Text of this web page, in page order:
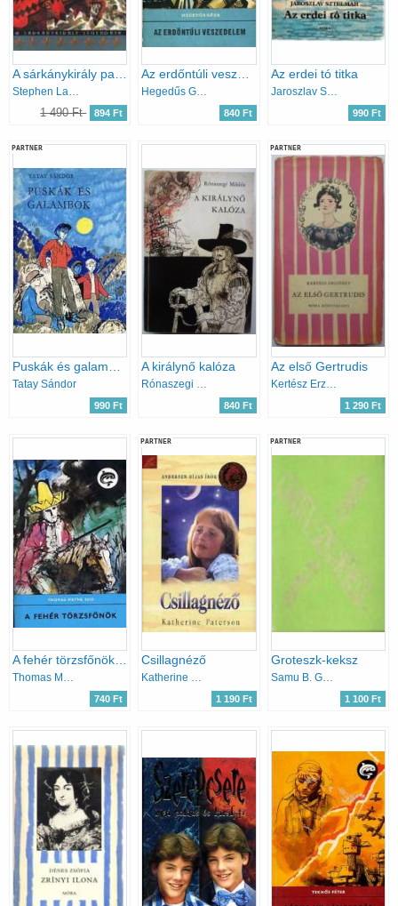
1 490 Ft 894 Ft 840 Ft
Az erdei tó titka
Jaroszlav Sztelmah
990 Ft
PARTNER
Tatay Sándor
990 Ft
A királynő kalóza
Rónaszegi Miklós
840 Ft
PARTNER
Az első Gertrudis
Kertész Erzsébet
1 290 Ft
740 Ft
PARTNER
Csillagnéző
1 190 Ft
PARTNER
Groteszk-keksz
Samu B. Gábor
1 100 Ft